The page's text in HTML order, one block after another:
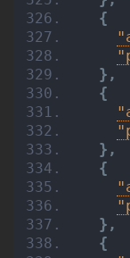
{
} ,
{
} ,
{
} ,
{